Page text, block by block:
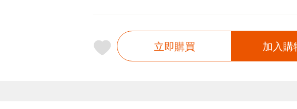
立即購買 加入購